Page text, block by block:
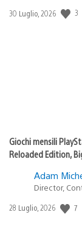
Data
30 Luglio, 2026 3
Giochi mensili
Reloaded Edition,
Adam
Director,
Data
28 Luglio, 2026 7